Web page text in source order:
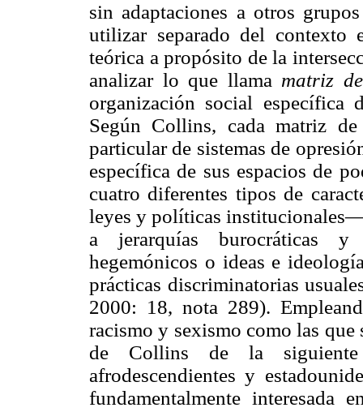
sin adaptaciones a otros
utilizar separado del contexto
teórica a propósito de la
analizar lo que llama matriz
organización social específica
Según Collins, cada matriz
particular de sistemas de
específica de sus espacios de
cuatro diferentes tipos de
leyes y políticas
a jerarquías burocráticas
hegemónicos o ideas e
prácticas discriminatorias
2000: 18, nota 289).
racismo y sexismo como las
de Collins de la siguiente
afrodescendientes y
fundamentalmente interesada